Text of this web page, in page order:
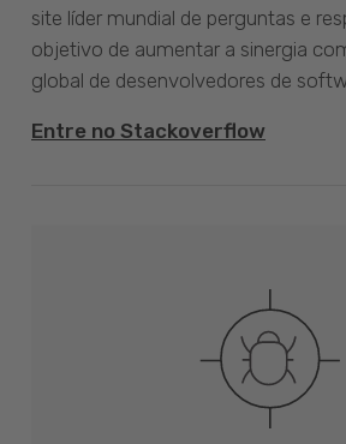
site líder mundial de perguntas e
objetivo de aumentar a sinergia
global de desenvolvedores de
Entre no Stackoverflow